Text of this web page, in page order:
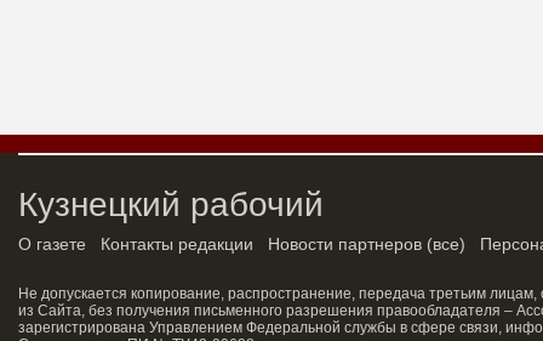
Кузнецкий рабочий
О газете Контакты редакции Новости партнеров (все)
Не допускается копирование, распространение, передача третьим
из Сайта, без получения письменного разрешения правообладателя –
зарегистрирована Управлением Федеральной службы в сфере связи,